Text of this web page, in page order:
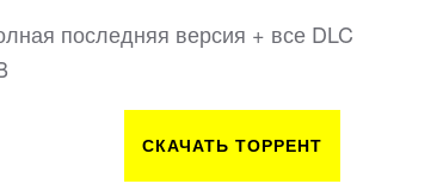
последняя версия + все DLC
СКАЧАТЬ ТОРРЕНТ